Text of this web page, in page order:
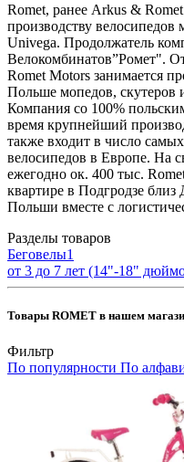
Romet, ранее Arkus &
производству
Univega. Продолжатель
Велокомбинатов”Ромет".
Romet Motors занимается
Польше мопедов, скутеров
Компания со 100%
время крупнейший
также входит в число
велосипедов в Европе. На
ежегодно ок. 400 тыс.
квартире в Подгродзе
Польши вместе с
Разделы товаров
Беговелы1
от 3 до 7 лет (14"-18"
Товары ROMET в нашем
Фильтр
По популярности По